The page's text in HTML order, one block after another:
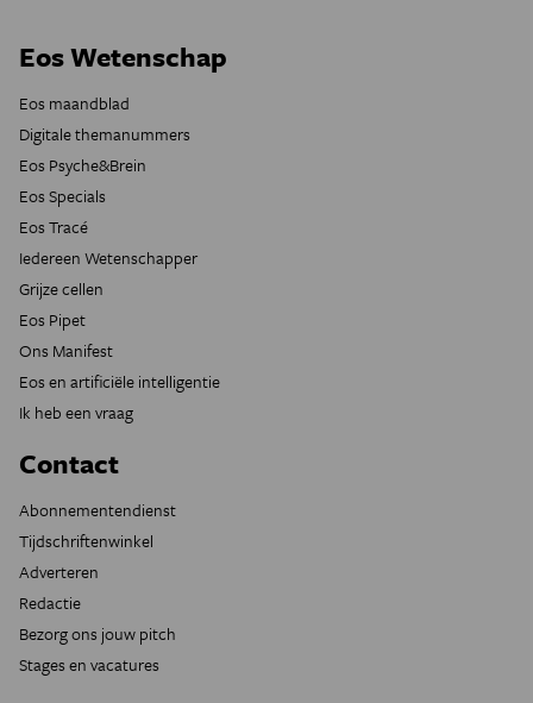
Eos Wetenschap
Eos maandblad
Digitale themanummers
Eos Psyche&Brein
Eos Specials
Eos Tracé
Iedereen Wetenschapper
Grijze cellen
Eos Pipet
Ons Manifest
Eos en artificiële intelligentie
Ik heb een vraag
Contact
Abonnementendienst
Tijdschriftenwinkel
Adverteren
Redactie
Bezorg ons jouw pitch
Stages en vacatures